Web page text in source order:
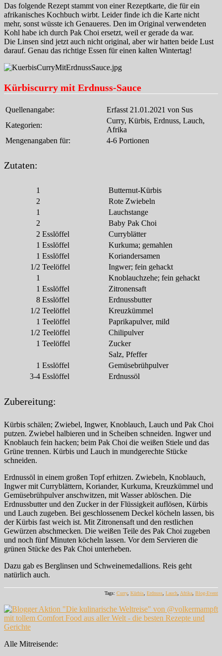
Das folgende Rezept stammt von einer Rezeptkarte, die für ein
afrikanisches Kochbuch wirbt. Leider finde ich die Karte nicht
mehr, sonst wüsste ich Genaueres. Den im Original verwendeten
Kohl habe ich durch Pak Choi ersetzt, weil er gerade da war.
Die Linsen sind jetzt auch nicht original, aber wir hatten beide Lust
darauf. Genau das richtige Essen für einen kalten Wintertag!
Kürbiscurry mit Erdnuss-Sauce
Quellenangabe:
Erfasst 21.01.2021 von Sus
Kategorien:
Curry, Kürbis, Erdnuss, Lauch,
Afrika
Mengenangaben für:
4-6 Portionen
Zutaten:
1
Butternut-Kürbis
2
Rote Zwiebeln
1
Lauchstange
2
Baby Pak Choi
2 Esslöffel
Curryblätter
1 Esslöffel
Kurkuma; gemahlen
1 Esslöffel
Koriandersamen
1/2 Teelöffel
Ingwer; fein gehackt
1
Knoblauchzehe; fein gehackt
1 Esslöffel
Zitronensaft
8 Esslöffel
Erdnussbutter
1/2 Teelöffel
Kreuzkümmel
1 Teelöffel
Paprikapulver, mild
1/2 Teelöffel
Chilipulver
1 Teelöffel
Zucker
Salz, Pfeffer
1 Esslöffel
Gemüsebrühpulver
3-4 Esslöffel Erdnussöl
Zubereitung:
Kürbis schälen; Zwiebel, Ingwer, Knoblauch, Lauch und Pak Choi
putzen. Zwiebel halbieren und in Scheiben schneiden. Ingwer und
Knoblauch fein hacken; beim Pak Choi die weißen Stiele und das
Grüne trennen. Kürbis und Lauch in mundgerechte Stücke
schneiden.
Erdnussöl in einem großen Topf erhitzen. Zwiebeln, Knoblauch,
Ingwer mit Curryblättern, Koriander, Kurkuma, Kreuzkümmel und
Gemüsebrühpulver anschwitzen, mit Wasser ablöschen. Die
Erdnussbutter und den Zucker in der Flüssigkeit auflösen, Kürbis
und Lauch zugeben. Bei geschlossenem Deckel köcheln lassen, bis
der Kürbis fast weich ist. Mit Zitronensaft und den restlichen
Gewürzen abschmecken. Die weißen Teile des Pak Choi zugeben
und noch fünf Minuten köcheln lassen. Vor dem Servieren die
grünen Stücke des Pak Choi unterheben.
Dazu gab es Berglinsen und Schweinemedallions. Reis geht
natürlich auch.
Tags: Curry, Kürbis Erdnuss Lauch Afrika Blog-Event
Alle Mitreisende: